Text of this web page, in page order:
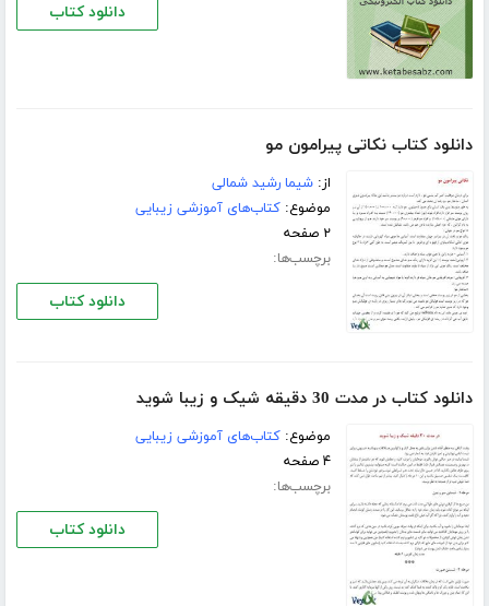
دانلود کتاب
دانلود کتاب نکاتی پیرامون مو
از:شیما رشید شمالی
موضوع:کتاب‌های آموزشی زیبایی
۲ صفحه
برچسب‌ها:
دانلود کتاب
دانلود کتاب در مدت 30 دقیقه شیک و زیبا شوید
موضوع:کتاب‌های آموزشی زیبایی
۴ صفحه
برچسب‌ها:
دانلود کتاب